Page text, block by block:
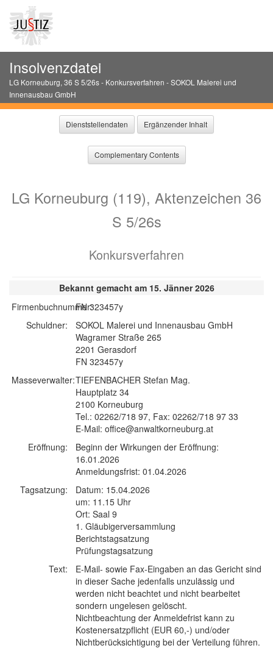
Insolvenzdatei
LG Korneuburg, 36 S 5/26s- Konkursverfahren -SOKOL Malerei und
Innenausbau GmbH
Dienststellendaten Ergänzender Inhalt
Complementary Contents
LG Korneuburg (119), Aktenzeichen 36
S 5/26s
Konkursverfahren
Bekannt gemacht am 15. Jänner 2026
Firmenbuchnummer:FN 323457y
Schuldner:
SOKOL Malerei und Innenausbau GmbH
Wagramer Straße 265
2201 Gerasdorf
FN 323457y
Masseverwalter:TIEFENBACHER Stefan Mag.
Hauptplatz 34
2100 Korneuburg
Tel.: 02262/718 97, Fax: 02262/718 97 33
E-Mail: office@anwaltkorneuburg.at
Eröffnung:
Beginn der Wirkungen der Eröffnung:
16.01.2026
Anmeldungsfrist: 01.04.2026
Tagsatzung:
Datum: 15.04.2026
um: 11.15 Uhr
Ort: Saal 9
1. Gläubigerversammlung
Berichtstagsatzung
Prüfungstagsatzung
Text:
E-Mail- sowie Fax-Eingaben an das Gericht sind
in dieser Sache jedenfalls unzulässig und
werden nicht beachtet und nicht bearbeitet
sondern ungelesen gelöscht.
Nichtbeachtung der Anmeldefrist kann zu
Kostenersatzpflicht (EUR 60,-) und/oder
Nichtberücksichtigung bei der Verteilung führen.